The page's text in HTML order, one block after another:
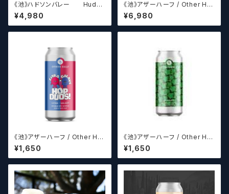
《池》ハドソンバレー Hudso
n Valley Blossom
¥4,980
《池》アザーハーフ / Other Hal
f Brewing Triple Drupe【ク
ラフトビールシザーズ】
¥6,980
《池》アザーハーフ / Other Hal
f Brewing Hop Duos! - Citr
a + Galaxy 【クラフトビールシ
ザーズ】
¥1,650
《池》アザーハーフ / Other Hal
f Brewing Dank Ivy【クラフト
ビールシザーズ】
¥1,650